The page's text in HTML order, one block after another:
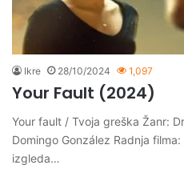
Ikre 28/10/2024 1,097
Your Fault (2024)
Your fault / Tvoja greška Žanr:
Domingo González Radnja
izgleda…